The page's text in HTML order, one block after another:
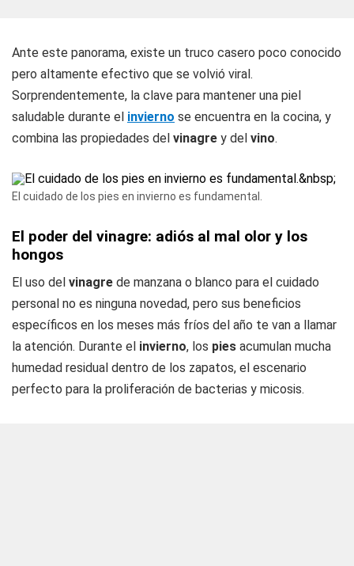
Ante este panorama, existe un truco casero poco conocido
pero altamente efectivo que se volvió viral.
Sorprendentemente, la clave para mantener una piel
saludable durante el invierno se encuentra en la cocina, y
combina las propiedades del vinagre y del vino.
El cuidado de los pies en invierno es fundamental.
El poder del vinagre: adiós al mal olor y los
hongos
El uso del vinagre de manzana o blanco para el cuidado
personal no es ninguna novedad, pero sus beneficios
específicos en los meses más fríos del año te van a llamar
la atención. Durante el invierno, los pies acumulan mucha
humedad residual dentro de los zapatos, el escenario
perfecto para la proliferación de bacterias y micosis.